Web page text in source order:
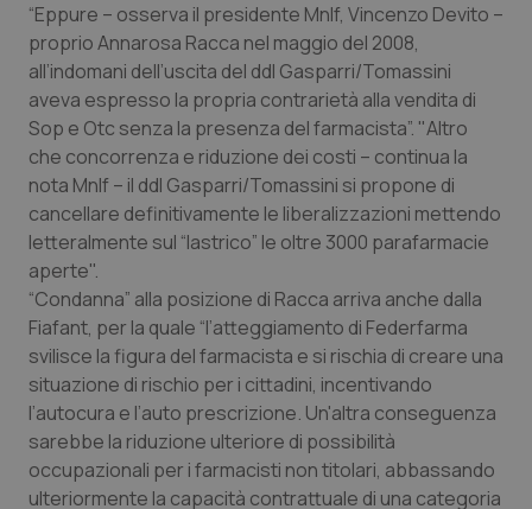
Oncologia & Nutrizione
Psoriasi & pelle
Quotidiano Cardiologia
Quotidiano Chirurgia
Quotidiano Oncologia
Quotidiano Pediatria
Rene & patologie urogenitali
Salute orale & impianti
“Eppure – osserva il presidente Mnlf, Vincenzo Devito –
proprio Annarosa Racca nel maggio del 2008,
all’indomani dell’uscita del ddl Gasparri/Tomassini
aveva espresso la propria contrarietà alla vendita di
Sop e Otc senza la presenza del farmacista”. "Altro
che concorrenza e riduzione dei costi – continua la
nota Mnlf – il ddl Gasparri/Tomassini si propone di
cancellare definitivamente le liberalizzazioni mettendo
letteralmente sul “lastrico” le oltre 3000 parafarmacie
aperte".
“Condanna” alla posizione di Racca arriva anche dalla
Fiafant, per la quale “l’atteggiamento di Federfarma
svilisce la figura del farmacista e si rischia di creare una
situazione di rischio per i cittadini, incentivando
l’autocura e l’auto prescrizione. Un'altra conseguenza
sarebbe la riduzione ulteriore di possibilità
occupazionali per i farmacisti non titolari, abbassando
ulteriormente la capacità contrattuale di una categoria